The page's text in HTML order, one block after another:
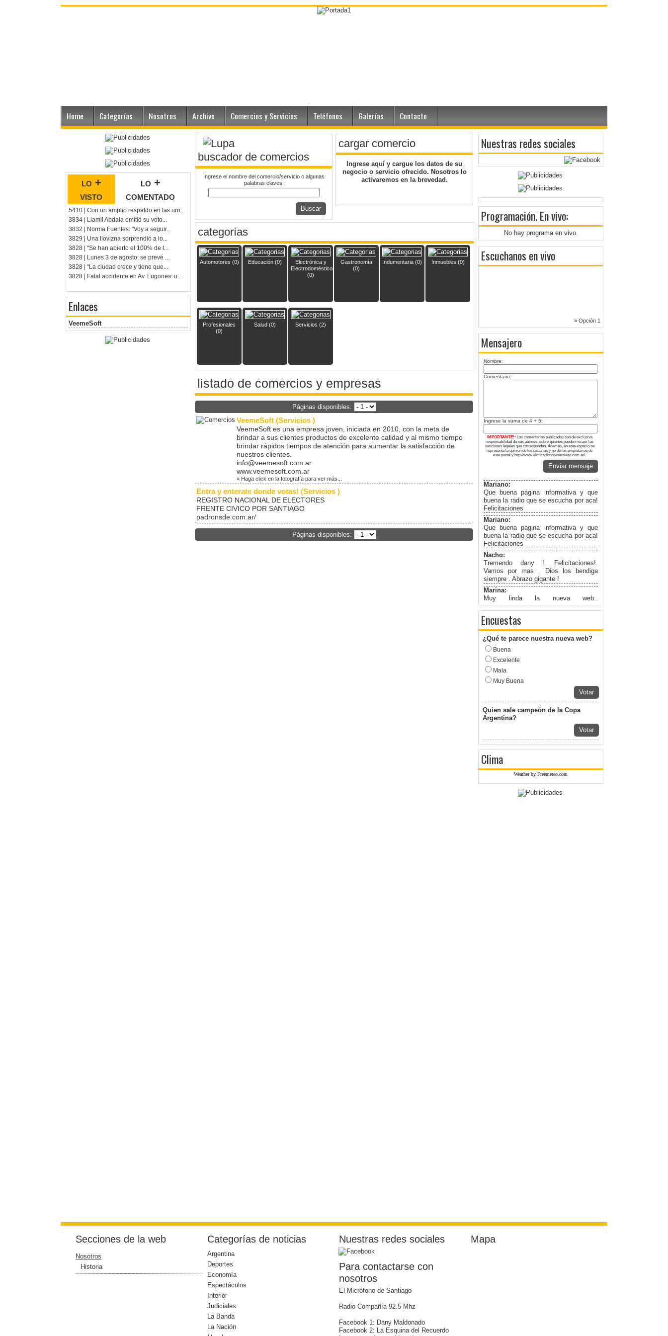
Home Categorías Nosotros Archivo Comercios y Servicios Teléfonos Galerías Contacto
lo +
visto
lo +
comentado
5410 | Con un amplio respaldo en las urn...
3834 | Llamil Abdala emitió su voto...
3832 | Norma Fuentes: "Voy a seguir...
3829 | Una llovizna sorprendió a lo...
3828 | "Se han abierto el 100% de l...
3828 | Lunes 3 de agosto: se prevé ...
3828 | "La ciudad crece y tiene que...
3828 | Fatal accidente en Av. Lugones: u...
Enlaces
VeemeSoft
buscador de comercios
Ingrese el nombre del comercio/servicio o algunas
palabras claves:
Buscar
cargar comercio
Ingrese aquí y cargue los datos de su
negocio o servicio ofrecido. Nosotros lo
activaremos en la brevedad.
categorías
Automotores (0) Educación (0)
Electrónica y
Electrodomésticos
(0)
Gastronomía
(0)
Indumentaria (0) Inmuebles (0)
Profesionales
(0)
Salud (0) Servicios (2)
listado de comercios y empresas
Páginas disponibles:
VeemeSoft (Servicios )
VeemeSoft es una empresa joven, iniciada en 2010, con la meta de
brindar a sus clientes productos de excelente calidad y al mismo tiempo
brindar rápidos tiempos de atención para aumentar la satisfacción de
nuestros clientes.
info@veemesoft.com.ar
www.veemesoft.com.ar
» Haga click en la fotografía para ver más...
Entra y enterate donde votas! (Servicios )
REGISTRO NACIONAL DE ELECTORES
FRENTE CIVICO POR SANTIAGO
padronsde.com.ar/
Páginas disponibles:
Nuestras redes sociales
Programación. En vivo:
No hay programa en vivo.
Escuchanos en vivo
» Opción 1
Mensajero
Nombre:
Comentario:
Ingrese la suma de 4 + 5:
IMPORTANTE!: Los comentarios publicados son de exclusiva
responsabilidad de sus autores, sobre quienes pueden recaer las
sanciones legales que correspondan. Además, en este espacio se
representa la opinión de los usuarios y no de los propietarios de
este portal y http://www.elmicrofonodesantiago.com.ar/.
Enviar mensaje
Mariano:
Que buena pagina informativa y que
buena la radio que se escucha por aca!
Felicitaciones
Mariano:
Que buena pagina informativa y que
buena la radio que se escucha por aca!
Felicitaciones
Nacho:
Tremendo dany !. Felicitaciones!.
Vamos por mas . Dios los bendiga
siempre . Abrazo gigante !
Marina:
Muy linda la nueva web..
Felicitaciones!
Encuestas
¿Qué te parece nuestra nueva web?
Buena
Excelente
Mala
Muy Buena
Votar
Quien sale campeón de la Copa
Argentina?
Votar
Clima
Weather by Freemeteo.com
Secciones de la web
Nosotros
Historia
Categorías de noticias
Argentina
Deportes
Economía
Espectáculos
Interior
Judiciales
La Banda
La Nación
Nuestras redes sociales
Para contactarse con
nosotros
El Micrófono de Santiago
Radio Compañía 92.5 Mhz
Facebook 1: Dany Maldonado
Facebook 2: La Esquina del Recuerdo
Mapa